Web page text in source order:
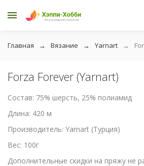
Главная Вязание Yarnart
Forza Forever (Yarnart)
Состав: 75% шерсть, 25% полиамид
Длина: 420 м
Производитель: Yarnart (Турция)
Вес: 100г
Дополнительные скидки на пряжу не